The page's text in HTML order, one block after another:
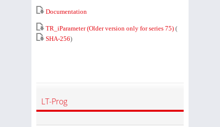
Documentation
TR_iParameter (Older version only for series 75) (
SHA-256)
LT-Prog